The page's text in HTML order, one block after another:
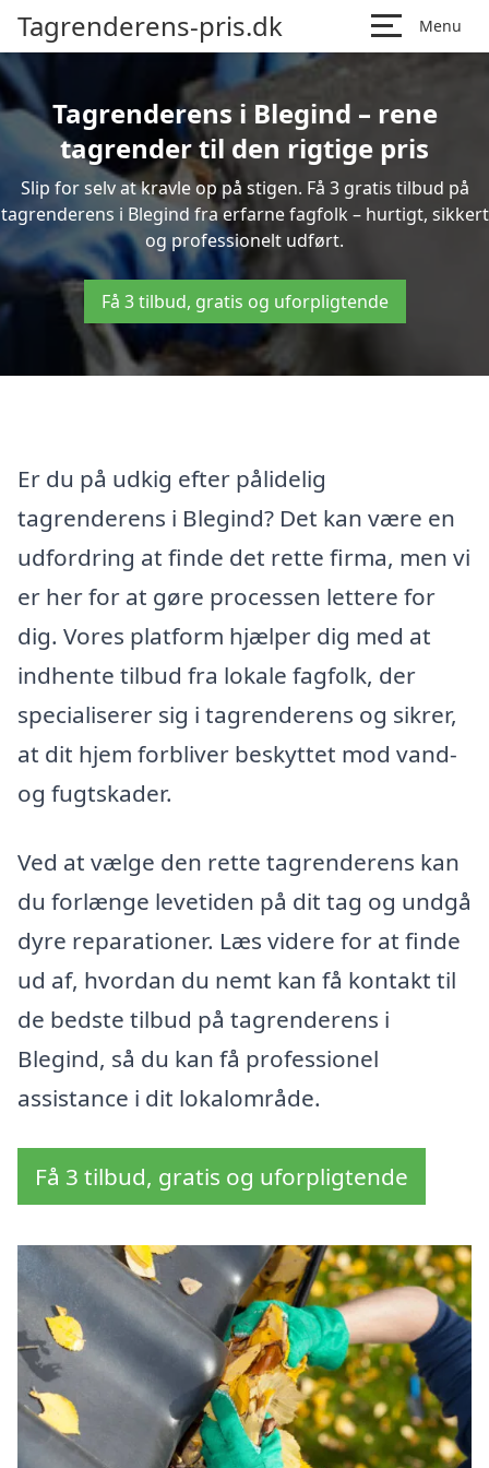
Tagrenderens-pris.dk Menu
Tagrenderens i Blegind – rene
tagrender til den rigtige pris
Slip for selv at kravle op på stigen. Få 3 gratis tilbud på
tagrenderens i Blegind fra erfarne fagfolk – hurtigt, sikkert
og professionelt udført.
Få 3 tilbud, gratis og uforpligtende
Er du på udkig efter pålidelig
tagrenderens i Blegind? Det kan være en
udfordring at finde det rette firma, men vi
er her for at gøre processen lettere for
dig. Vores platform hjælper dig med at
indhente tilbud fra lokale fagfolk, der
specialiserer sig i tagrenderens og sikrer,
at dit hjem forbliver beskyttet mod vand-
og fugtskader.
Ved at vælge den rette tagrenderens kan
du forlænge levetiden på dit tag og undgå
dyre reparationer. Læs videre for at finde
ud af, hvordan du nemt kan få kontakt til
de bedste tilbud på tagrenderens i
Blegind, så du kan få professionel
assistance i dit lokalområde.
Få 3 tilbud, gratis og uforpligtende